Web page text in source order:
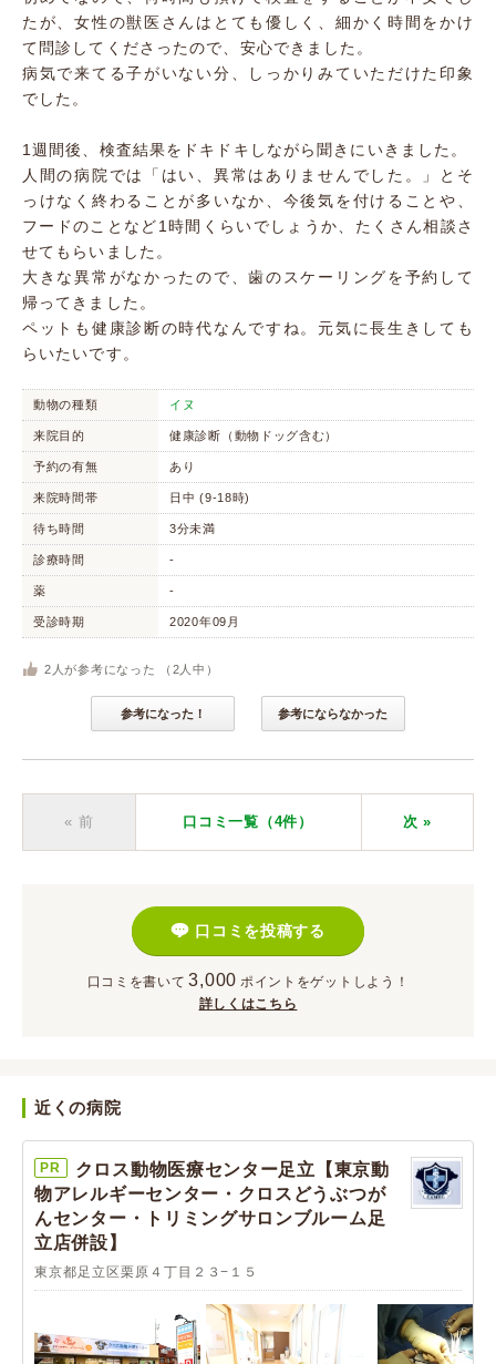
たが、女性の獣医さんはとても優しく、細かく時間をかけ
て問診してくださったので、安心できました。
病気で来てる子がいない分、しっかりみていただけた印象
でした。
1週間後、検査結果をドキドキしながら聞きにいきました。
人間の病院では「はい、異常はありませんでした。」とそ
っけなく終わることが多いなか、今後気を付けることや、
フードのことなど1時間くらいでしょうか、たくさん相談さ
せてもらいました。
大きな異常がなかったので、歯のスケーリングを予約して
帰ってきました。
ペットも健康診断の時代なんですね。元気に長生きしても
らいたいです。
動物の種類 イヌ
来院目的 健康診断（動物ドッグ含む）
予約の有無 あり
来院時間帯 日中 (9-18時)
待ち時間 3分未満
診療時間 -
薬 -
受診時期 2020年09月
2 人が参考になった （ 2 人中）
参考になった！ 参考にならなかった
« 前 口コミ一覧（4件） 次 »
口コミを投稿する
口コミを書いて 3,000 ポイント をゲットしよう！
詳しくはこちら
近くの病院
PR
クロス動物医療センター足立【東京動
物アレルギーセンター・クロスどうぶつが
んセンター・トリミングサロンブルーム足
立店併設】
東京都足立区栗原４丁目２３−１５